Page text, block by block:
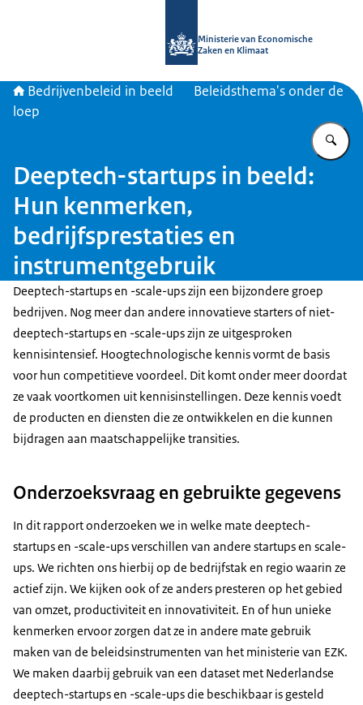
Ministerie van Economische
Zaken en Klimaat
Bedrijvenbeleid in beeld
Beleidsthema's onder de
loep
Deeptech-startups in beeld:
Hun kenmerken,
bedrijfsprestaties en
instrumentgebruik
Deeptech-startups en -scale-ups zijn een bijzondere groep
bedrijven. Nog meer dan andere innovatieve starters of niet-
deeptech-startups en -scale-ups zijn ze uitgesproken
kennisintensief. Hoogtechnologische kennis vormt de basis
voor hun competitieve voordeel. Dit komt onder meer doordat
ze vaak voortkomen uit kennisinstellingen. Deze kennis voedt
de producten en diensten die ze ontwikkelen en die kunnen
bijdragen aan maatschappelijke transities.
Onderzoeksvraag en gebruikte gegevens
In dit rapport onderzoeken we in welke mate deeptech-
startups en -scale-ups verschillen van andere startups en scale-
ups. We richten ons hierbij op de bedrijfstak en regio waarin ze
actief zijn. We kijken ook of ze anders presteren op het gebied
van omzet, productiviteit en innovativiteit. En of hun unieke
kenmerken ervoor zorgen dat ze in andere mate gebruik
maken van de beleidsinstrumenten van het ministerie van EZK.
We maken daarbij gebruik van een dataset met Nederlandse
deeptech-startups en -scale-ups die beschikbaar is gesteld